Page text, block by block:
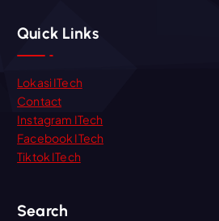
Quick Links
Lokasi ITech
Contact
Instagram ITech
Facebook ITech
Tiktok ITech
Search